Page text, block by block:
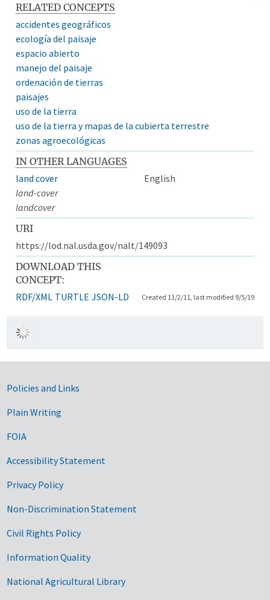
RELATED CONCEPTS
accidentes geográficos
ecología del paisaje
espacio abierto
manejo del paisaje
ordenación de tierras
paisajes
uso de la tierra
uso de la tierra y mapas de la cubierta terrestre
zonas agroecológicas
IN OTHER LANGUAGES
land cover
English
land-cover
landcover
URI
https://lod.nal.usda.gov/nalt/149093
DOWNLOAD THIS
CONCEPT:
RDF/XML TURTLE JSON-LD Created 11/2/11, last modified 9/5/19
Government Links
Policies and Links
Plain Writing
FOIA
Accessibility Statement
Privacy Policy
Non-Discrimination Statement
Civil Rights Policy
Information Quality
National Agricultural Library